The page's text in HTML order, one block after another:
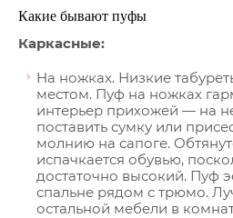
Какие бывают пуфы
Каркасные:
На ножках. Низкие
местом. Пуф на ножках
интерьер прихожей — на
поставить сумку или
молнию на сапоге.
испачкается обувью,
достаточно высокий. Пуф
спальне рядом с трюмо.
остальной мебели в